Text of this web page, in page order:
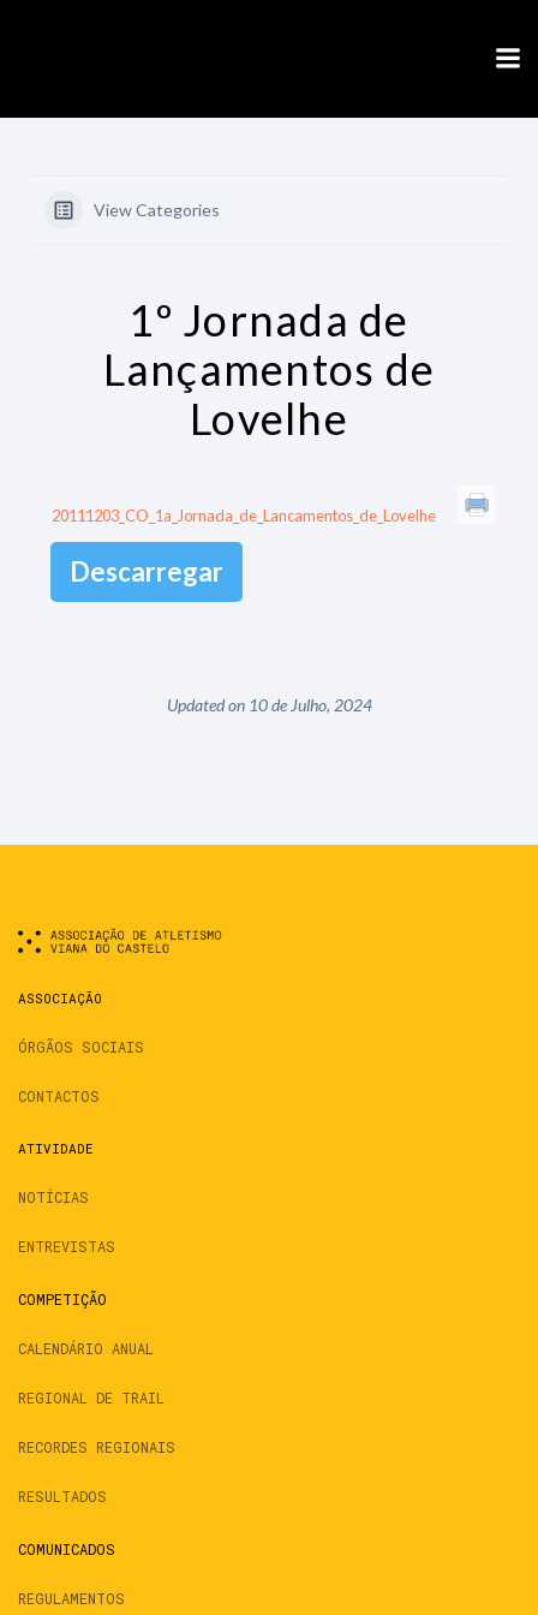
View Categories
1º Jornada de
Lançamentos de
Lovelhe
20111203_CO_1a_Jornada_de_Lancamentos_de_Lovelhe
Descarregar
Updated on 10 de Julho, 2024
ASSOCIAÇÃO
ÓRGÃOS SOCIAIS
CONTACTOS
ATIVIDADE
NOTÍCIAS
ENTREVISTAS
COMPETIÇÃO
CALENDÁRIO ANUAL
REGIONAL DE TRAIL
RECORDES REGIONAIS
RESULTADOS
COMUNICADOS
REGULAMENTOS